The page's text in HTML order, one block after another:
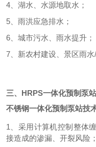
4、湖水、水源地取水；
5、雨洪应急排水；
6、城市污水、雨水提升；
7、新农村建设、景区雨水
三、HRPS一体化预制泵
不锈钢一体化预制泵站技
1、采用计算机控制整体
接造成的渗漏、开裂风险；